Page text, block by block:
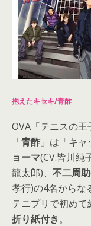
抱えたキセキ/青酢
OVA「テニスの
「青酢 」は「キ
ョーマ(CV.皆川純
龍太郎)、 不二周助
孝行)の4名からな
テニプリで初め
折り紙付き。